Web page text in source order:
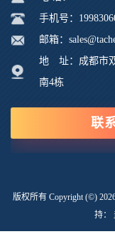
手机号：
邮箱：
地 址：成都市
南4栋
联
版权所有 Copyright (©)
持：